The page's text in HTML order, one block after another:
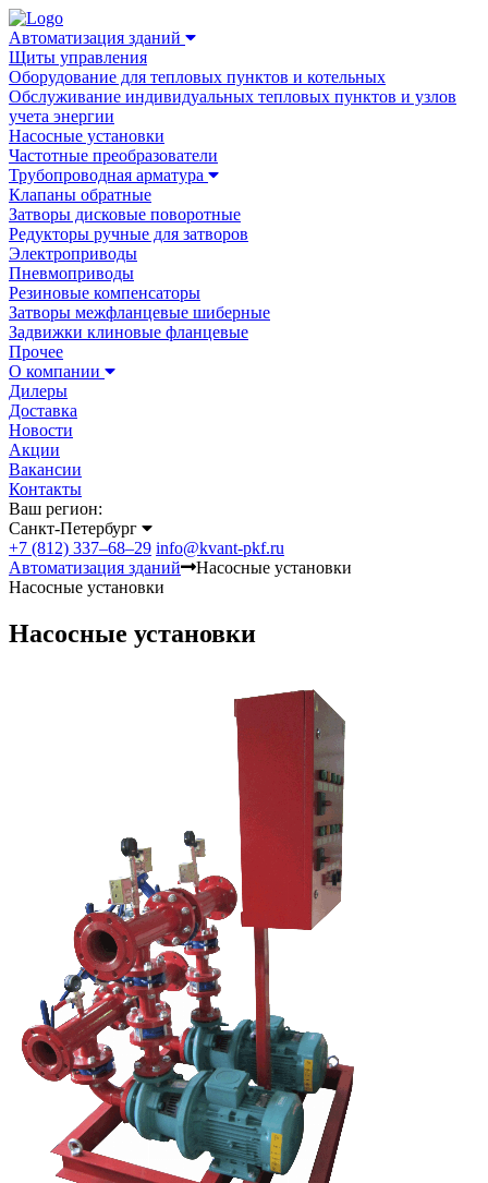
Автоматизация зданий
Щиты управления
Оборудование для тепловых пунктов и котельных
Обслуживание индивидуальных тепловых пунктов и узлов
учета энергии
Насосные установки
Частотные преобразователи
Трубопроводная арматура
Клапаны обратные
Затворы дисковые поворотные
Редукторы ручные для затворов
Электроприводы
Пневмоприводы
Резиновые компенсаторы
Затворы межфланцевые шиберные
Задвижки клиновые фланцевые
Прочее
О компании
Дилеры
Доставка
Новости
Акции
Вакансии
Контакты
Ваш регион:
Санкт-Петербург
+7 (812) 337–68–29 info@kvant-pkf.ru
Автоматизация зданий
Насосные установки
Насосные установки
Насосные установки